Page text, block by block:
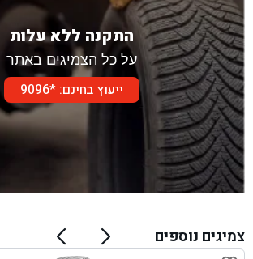
התקנה ללא עלות
על כל הצמיגים באתר
ייעוץ בחינם: *9096
צמיגים נוספים